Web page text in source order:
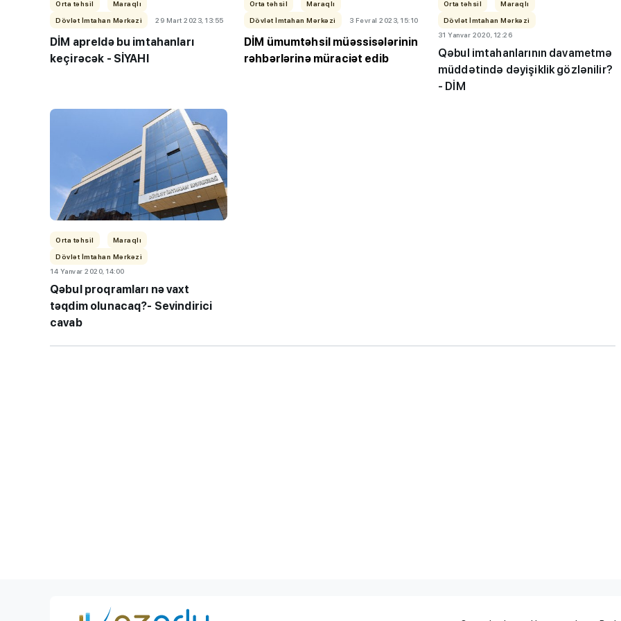
Orta təhsil
Maraqlı
Dövlət İmtahan Mərkəzi
29 Mart 2023, 13:55
DİM apreldə bu imtahanları
keçirəcək - SİYAHI
Orta təhsil
Maraqlı
Dövlət İmtahan Mərkəzi
3 Fevral 2023, 15:10
DİM ümumtəhsil müəssisələrinin
rəhbərlərinə müraciət edib
Orta təhsil
Maraqlı
Dövlət İmtahan Mərkəzi
31 Yanvar 2020, 12:26
Qəbul imtahanlarının davametmə
müddətində dəyişiklik gözlənilir?
- DİM
Orta təhsil
Maraqlı
Dövlət İmtahan Mərkəzi
14 Yanvar 2020, 14:00
Qəbul proqramları nə vaxt
təqdim olunacaq?- Sevindirici
cavab
“Həftənin təhsil icmalı”- MİQ,
lisey seçimi, bağçalar və qəbul
imtahanları...